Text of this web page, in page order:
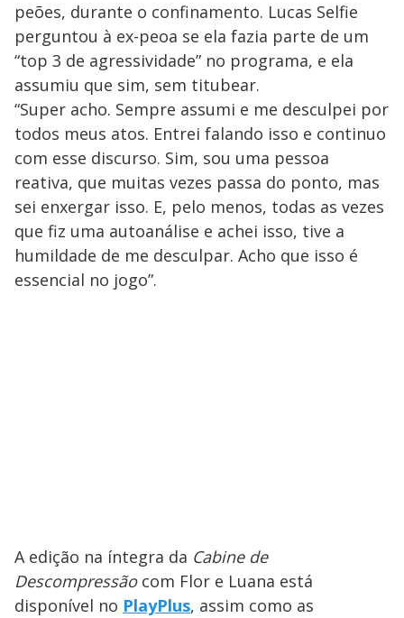
peões, durante o confinamento. Lucas Selfie
perguntou à ex-peoa se ela fazia parte de um
“top 3 de agressividade” no programa, e ela
assumiu que sim, sem titubear.
“Super acho. Sempre assumi e me desculpei por
todos meus atos. Entrei falando isso e continuo
com esse discurso. Sim, sou uma pessoa
reativa, que muitas vezes passa do ponto, mas
sei enxergar isso. E, pelo menos, todas as vezes
que fiz uma autoanálise e achei isso, tive a
humildade de me desculpar. Acho que isso é
essencial no jogo”.
A edição na íntegra da Cabine de
Descompressão com Flor e Luana está
disponível no PlayPlus, assim como as